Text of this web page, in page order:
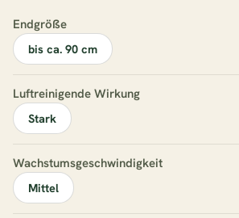
Endgröße
bis ca. 90 cm
Luftreinigende Wirkung
Stark
Wachstumsgeschwindigkeit
Mittel